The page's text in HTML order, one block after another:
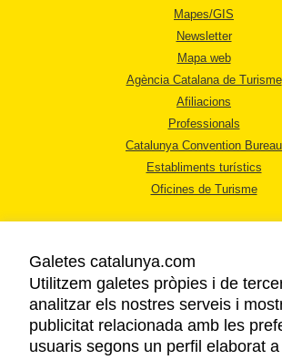
Mapes/GIS
Newsletter
Mapa web
Agència Catalana de Turisme
Afiliacions
Professionals
Catalunya Convention Bureau
Establiments turístics
Oficines de Turisme
AVÍS LEGAL
POLÍTICA DE PRIVACITAT
Galetes catalunya.com
Utilitzem galetes pròpies i de
analitzar els nostres serveis i
publicitat relacionada amb les
usuaris segons un perfil elaborat